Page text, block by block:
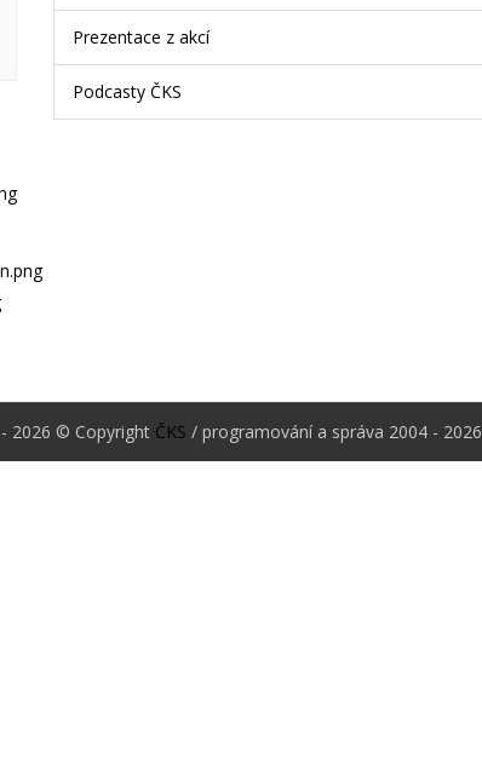
Prezentace z akcí
Podcasty ČKS
2026 © Copyright ČKS / programování a správa 2004 - 2026